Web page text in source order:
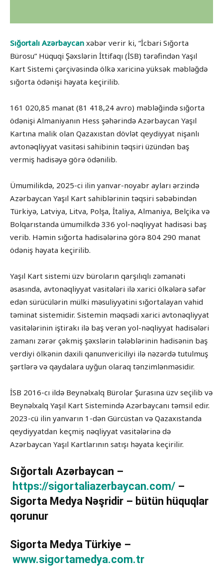
Sığortalı Azərbaycan xəbər verir ki, “İcbari Sığorta
Bürosu” Hüquqi Şəxslərin İttifaqı (İSB) tərəfindən Yaşıl
Kart Sistemi çərçivəsində ölkə xaricinə yüksək məbləğdə
sığorta ödənişi həyata keçirilib.
161 020,85 manat (81 418,24 avro) məbləğində sığorta
ödənişi Almaniyanın Hess şəhərində Azərbaycan Yaşıl
Kartına malik olan Qazaxıstan dövlət qeydiyyat nişanlı
avtonəqliyyat vasitəsi sahibinin təqsiri üzündən baş
vermiş hadisəyə görə ödənilib.
Ümumilikdə, 2025-ci ilin yanvar-noyabr ayları ərzində
Azərbaycan Yaşıl Kart sahiblərinin təqsiri səbəbindən
Türkiyə, Latviya, Litva, Polşa, İtaliya, Almaniya, Belçika və
Bolqarıstanda ümumilkdə 336 yol-nəqliyyat hadisəsi baş
verib. Həmin sığorta hadisələrinə görə 804 290 manat
ödəniş həyata keçirilib.
Yaşıl Kart sistemi üzv büroların qarşılıqlı zəmanəti
əsasında, avtonəqliyyat vasitələri ilə xarici ölkələrə səfər
edən sürücülərin mülki məsuliyyətini sığortalayan vahid
təminat sistemidir. Sistemin məqsədi xarici avtonəqliyyat
vasitələrinin iştirakı ilə baş verən yol-nəqliyyat hadisələri
zamanı zərər çəkmiş şəxslərin tələblərinin hadisənin baş
verdiyi ölkənin daxili qanunvericiliyi ilə nəzərdə tutulmuş
şərtlərə və qaydalara uyğun olaraq tənzimlənməsidir.
İSB 2016-cı ildə Beynəlxalq Bürolar Şurasına üzv seçilib və
Beynəlxalq Yaşıl Kart Sistemində Azərbaycanı təmsil edir.
2023-cü ilin yanvarın 1-dən Gürcüstan və Qazaxıstanda
qeydiyyatdan keçmiş nəqliyyat vasitələrinə də
Azərbaycan Yaşıl Kartlarının satışı həyata keçirilir.
Sığortalı Azərbaycan –
https://sigortaliazerbaycan.com/ –
Sigorta Medya Nəşridir – bütün hüquqlar
qorunur
Sigorta Medya Türkiye –
www.sigortamedya.com.tr